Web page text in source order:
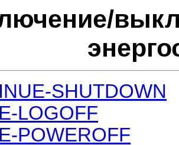
SHUTDOWN
LOGOFF
POWEROFF